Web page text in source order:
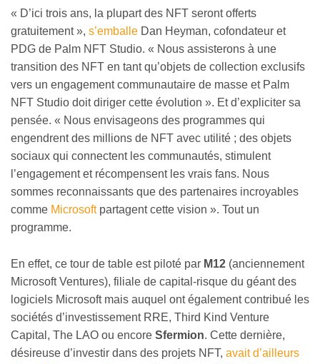
« D’ici trois ans, la plupart des NFT seront offerts
gratuitement », s’emballe Dan Heyman, cofondateur et
PDG de Palm NFT Studio. « Nous assisterons à une
transition des NFT en tant qu’objets de collection exclusifs
vers un engagement communautaire de masse et Palm
NFT Studio doit diriger cette évolution ». Et d’expliciter sa
pensée. « Nous envisageons des programmes qui
engendrent des millions de NFT avec utilité ; des objets
sociaux qui connectent les communautés, stimulent
l’engagement et récompensent les vrais fans. Nous
sommes reconnaissants que des partenaires incroyables
comme Microsoftpartagent cette vision ». Tout un
programme.
En effet, ce tour de table est piloté par M12 (anciennement
Microsoft Ventures), filiale de capital-risque du géant des
logiciels Microsoft mais auquel ont également contribué les
sociétés d’investissement RRE, Third Kind Venture
Capital, The LAO ou encore Sfermion. Cette dernière,
désireuse d’investir dans des projets NFT, avait d’ailleurs